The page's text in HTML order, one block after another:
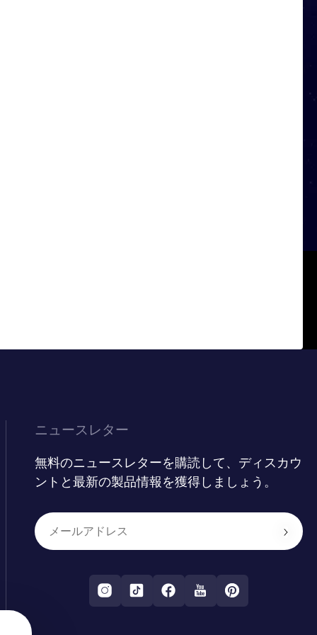
ニュースレター
無料のニュースレターを購読して、ディスカウ
ントと最新の製品情報を獲得しましょう。